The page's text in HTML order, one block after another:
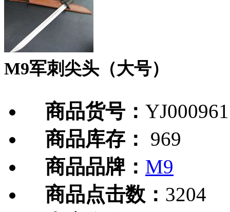
M9军刺尖头（大号）
商品货号： YJ000961
商品库存：
969
商品品牌： M9
商品点击数： 3204